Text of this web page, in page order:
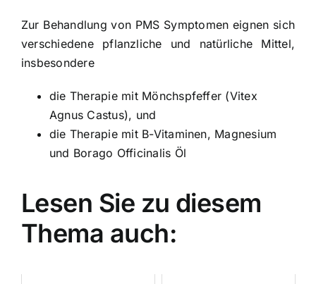
Zur Behandlung von PMS Symptomen eignen sich
verschiedene pflanzliche und natürliche Mittel,
insbesondere
die Therapie mit Mönchspfeffer (Vitex
Agnus Castus), und
die Therapie mit B-Vitaminen, Magnesium
und Borago Officinalis Öl
Lesen Sie zu diesem
Thema auch: